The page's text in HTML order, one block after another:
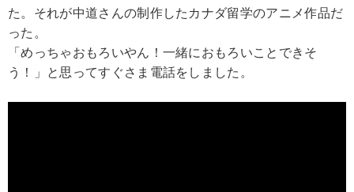
た。それが中道さんの制作したカナダ留学のアニメ作品だ
った。
「めっちゃおもろいやん！一緒におもろいことできそ
う！」と思ってすぐさま電話をしました。